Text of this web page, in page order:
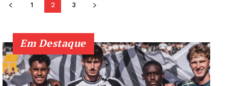
Quero ser Assinante
1 2 3
Em Destaque